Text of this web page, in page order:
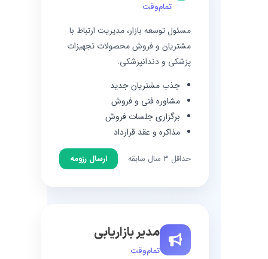
تمام‌وقت
مسئول توسعه بازار، مدیریت ارتباط با
مشتریان و فروش محصولات تجهیزات
پزشکی و دندانپزشکی.
جذب مشتریان جدید
مشاوره فنی و فروش
برگزاری جلسات فروش
مذاکره و عقد قرارداد
حداقل ۳ سال سابقه ارسال رزومه
مدیر بازاریابی
تمام‌وقت